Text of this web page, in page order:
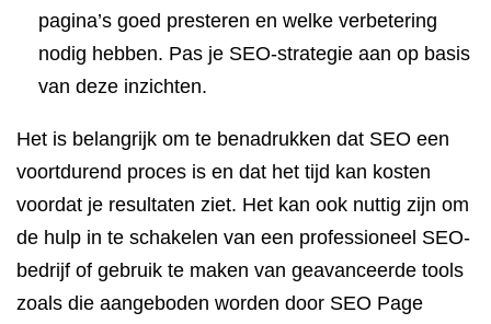
pagina’s goed presteren en welke verbetering
nodig hebben. Pas je SEO-strategie aan op basis
van deze inzichten.
Het is belangrijk om te benadrukken dat SEO een
voortdurend proces is en dat het tijd kan kosten
voordat je resultaten ziet. Het kan ook nuttig zijn om
de hulp in te schakelen van een professioneel SEO-
bedrijf of gebruik te maken van geavanceerde tools
zoals die aangeboden worden door SEO Page